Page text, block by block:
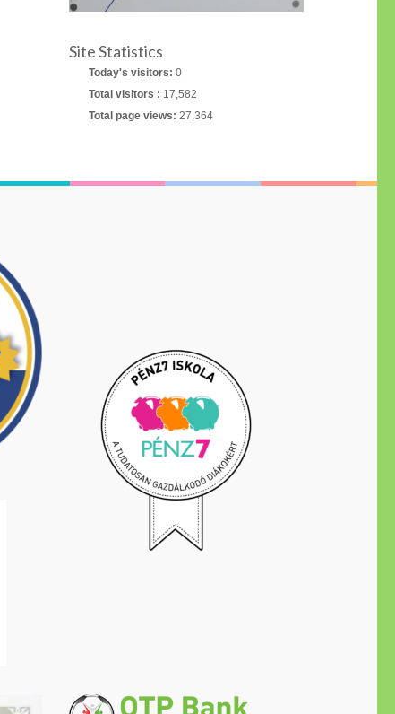
Site Statistics
Today's visitors: 0
Total visitors : 17,582
Total page views: 27,364